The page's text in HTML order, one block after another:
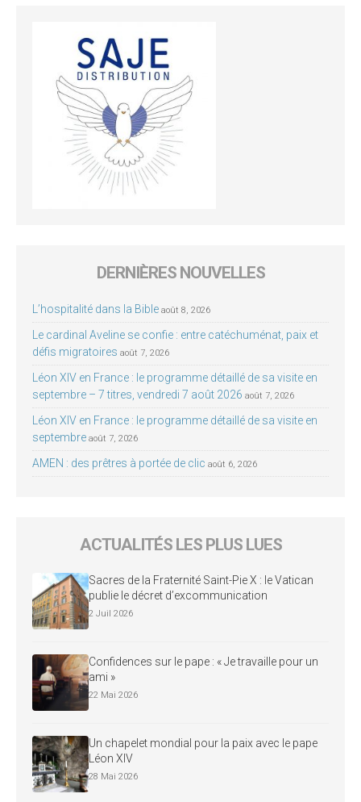
DERNIÈRES NOUVELLES
L’hospitalité dans la Bible août 8, 2026
Le cardinal Aveline se confie : entre catéchuménat, paix et
défis migratoires août 7, 2026
Léon XIV en France : le programme détaillé de sa visite en
septembre – 7 titres, vendredi 7 août 2026 août 7, 2026
Léon XIV en France : le programme détaillé de sa visite en
septembre août 7, 2026
AMEN : des prêtres à portée de clic août 6, 2026
ACTUALITÉS LES PLUS LUES
Sacres de la Fraternité Saint-Pie X : le Vatican
publie le décret d’excommunication
2 Juil 2026
Confidences sur le pape : « Je travaille pour un
ami »
22 Mai 2026
Un chapelet mondial pour la paix avec le pape
Léon XIV
28 Mai 2026